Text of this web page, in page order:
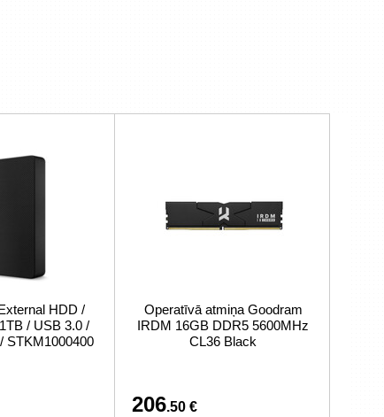
HDD /
/ USB 3.0 /
STKM1000400
Operatīvā atmiņa Goodram
IRDM 16GB DDR5 5600MHz
CL36 Black
206.50 €